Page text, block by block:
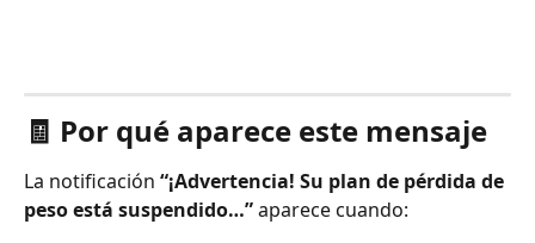
🧾 Por qué aparece este mensaje
La notificación “¡Advertencia! Su plan de pérdida de
peso está suspendido…” aparece cuando: